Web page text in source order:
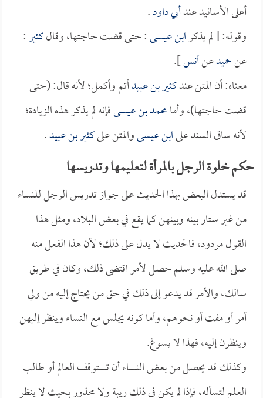
أعلى الأسانيد عندأبي داود.
وقوله: [ لم يذكرابن عيسى: حتى قضت حاجتها، وقالكثير:
عنحميدعنأنس].
معناه: أن المتن عندكثير بن عبيدأتم وأكمل؛ لأنه قال: (حتى
قضت حاجتها)، وأمامحمد بن عيسىفإنه لم يذكر هذه الزيادة؛
لأنه ساق السند علىابن عيسىوالمتن علىكثير بن عبيد.
حكم خلوة الرجل بالمرأة لتعليمها وتدريسها
قد يستدل البعض بهذا الحديث على جواز تدريس الرجل للنساء
من غير ستار بينه وبينهن كما يقع في بعض البلاد، ومثل هذا
القول مردود، فالحديث لا يدل على ذلك؛ لأن هذا الفعل منه
صلى الله عليه وسلم حصل لأمر اقتضى ذلك، وكان في طريق
سالك، والأمر قد يدعو إلى ذلك في حق من يحتاج إليه من ولي
أمر أو مفت أو نحوهم، وأما كونه يجلس مع النساء وينظر إليهن
وينظرن إليه، فهذا لا يسوغ.
وكذلك قد يحصل من بعض النساء أن تستوقف العالم أو طالب
العلم لتسأله، فإذا لم يكن في ذلك ريبة ولا محذور بحيث لا ينظر